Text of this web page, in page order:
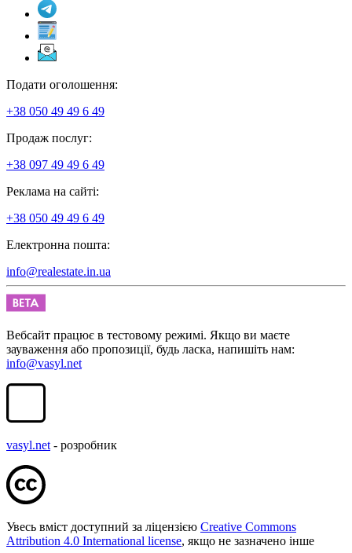
Подати оголошення:
+38 050 49 49 6 49
Продаж послуг:
+38 097 49 49 6 49
Реклама на сайті:
+38 050 49 49 6 49
Електронна пошта:
info@realestate.in.ua
Вебсайт працює в тестовому режимі. Якщо ви маєте
зауваження або пропозиції, будь ласка, напишіть нам:
info@vasyl.net
vasyl.net - розробник
Увесь вміст доступний за ліцензією Creative Commons
Attribution 4.0 International license, якщо не зазначено інше